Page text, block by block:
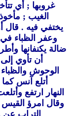
غروبها ; أي
الغيب ;
يختفي فيه . قال
وعفر الظباء
ضالة يكنفانها
أن تأوي
الوحوش
أتلع آنس
النهار ارتفع
وقال امرؤ
التراب